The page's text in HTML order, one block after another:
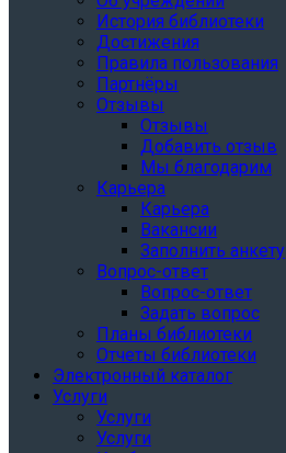
История библиотеки
Достижения
Правила пользования
Партнёры
Отзывы
Отзывы
Добавить отзыв
Мы благодарим
Карьера
Карьера
Вакансии
Заполнить анкету
Вопрос-ответ
Вопрос-ответ
Задать вопрос
Планы библиотеки
Отчеты библиотеки
Электронный каталог
Услуги
Услуги
Услуги